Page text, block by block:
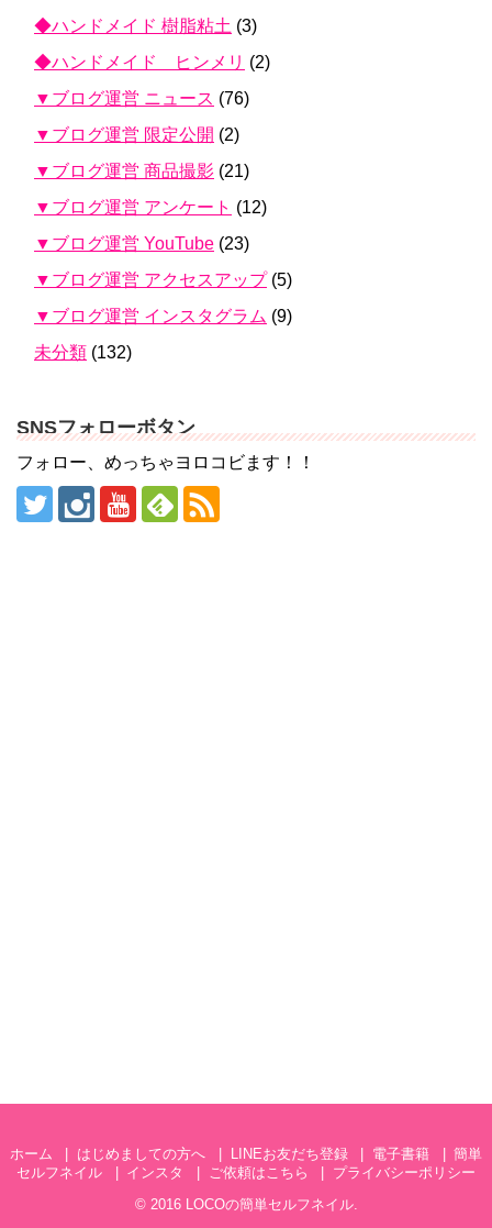
◆ハンドメイド 樹脂粘土 (3)
◆ハンドメイド ヒンメリ (2)
▼ブログ運営 ニュース (76)
▼ブログ運営 限定公開 (2)
▼ブログ運営 商品撮影 (21)
▼ブログ運営 アンケート (12)
▼ブログ運営 YouTube (23)
▼ブログ運営 アクセスアップ(5)
▼ブログ運営 インスタグラム (9)
未分類 (132)
SNSフォローボタン
フォロー、めっちゃヨロコビます！！
ホーム はじめましての方へ LINEお友だち登録 電子書籍
簡単
セルフネイル
インスタ ご依頼はこちら
プライバシーポリシー
© 2016 LOCOの簡単セルフネイル.